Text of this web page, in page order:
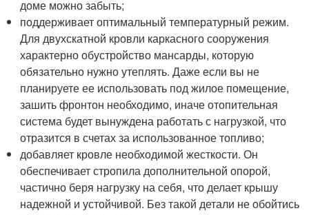
доме можно забыть;
поддерживает оптимальный температурный режим.
Для двухскатной кровли каркасного сооружения
характерно обустройство мансарды, которую
обязательно нужно утеплять. Даже если вы не
планируете ее использовать под жилое помещение,
зашить фронтон необходимо, иначе отопительная
система будет вынуждена работать с нагрузкой, что
отразится в счетах за использованное топливо;
добавляет кровле необходимой жесткости. Он
обеспечивает стропила дополнительной опорой,
частично беря нагрузку на себя, что делает крышу
надежной и устойчивой. Без такой детали не обойтись